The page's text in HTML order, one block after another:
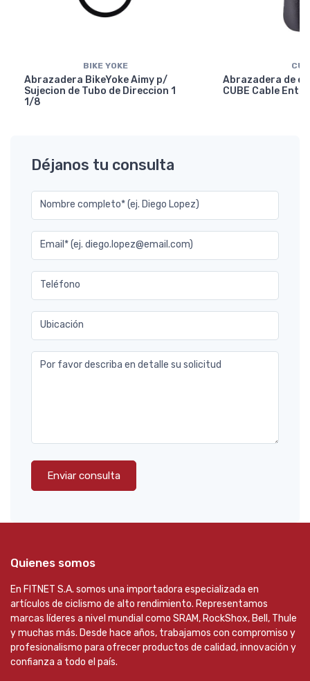
BIKE YOKE
Abrazadera BikeYoke Aimy p/
Sujecion de Tubo de Direccion 1
1/8
Abrazadera de
CUBE Cable
Déjanos tu consulta
Nombre completo* (ej. Diego Lopez)
Email* (ej. diego.lopez@email.com)
Teléfono
Ubicación
Por favor describa en detalle su solicitud
Enviar consulta
Quienes somos
En FITNET S.A. somos una importadora especializada en
artículos de ciclismo de alto rendimiento. Representamos
marcas líderes a nivel mundial como SRAM, RockShox, Bell, Thule
y muchas más. Desde hace años, trabajamos con compromiso y
profesionalismo para ofrecer productos de calidad, innovación y
confianza a todo el país.